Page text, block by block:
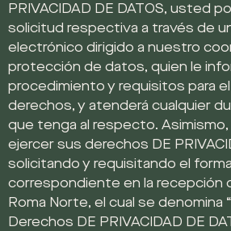
PRIVACIDAD DE DATOS, usted
solicitud respectiva a través de
electrónico dirigido a nuestro
protección de datos, quien le
procedimiento y requisitos para
derechos, y atenderá cualquier
que tenga al respecto.
ejercer sus derechos DE
solicitando y requisitando el
correspondiente en la recepción
Roma Norte, el cual se denomina
Derechos DE PRIVACIDAD DE